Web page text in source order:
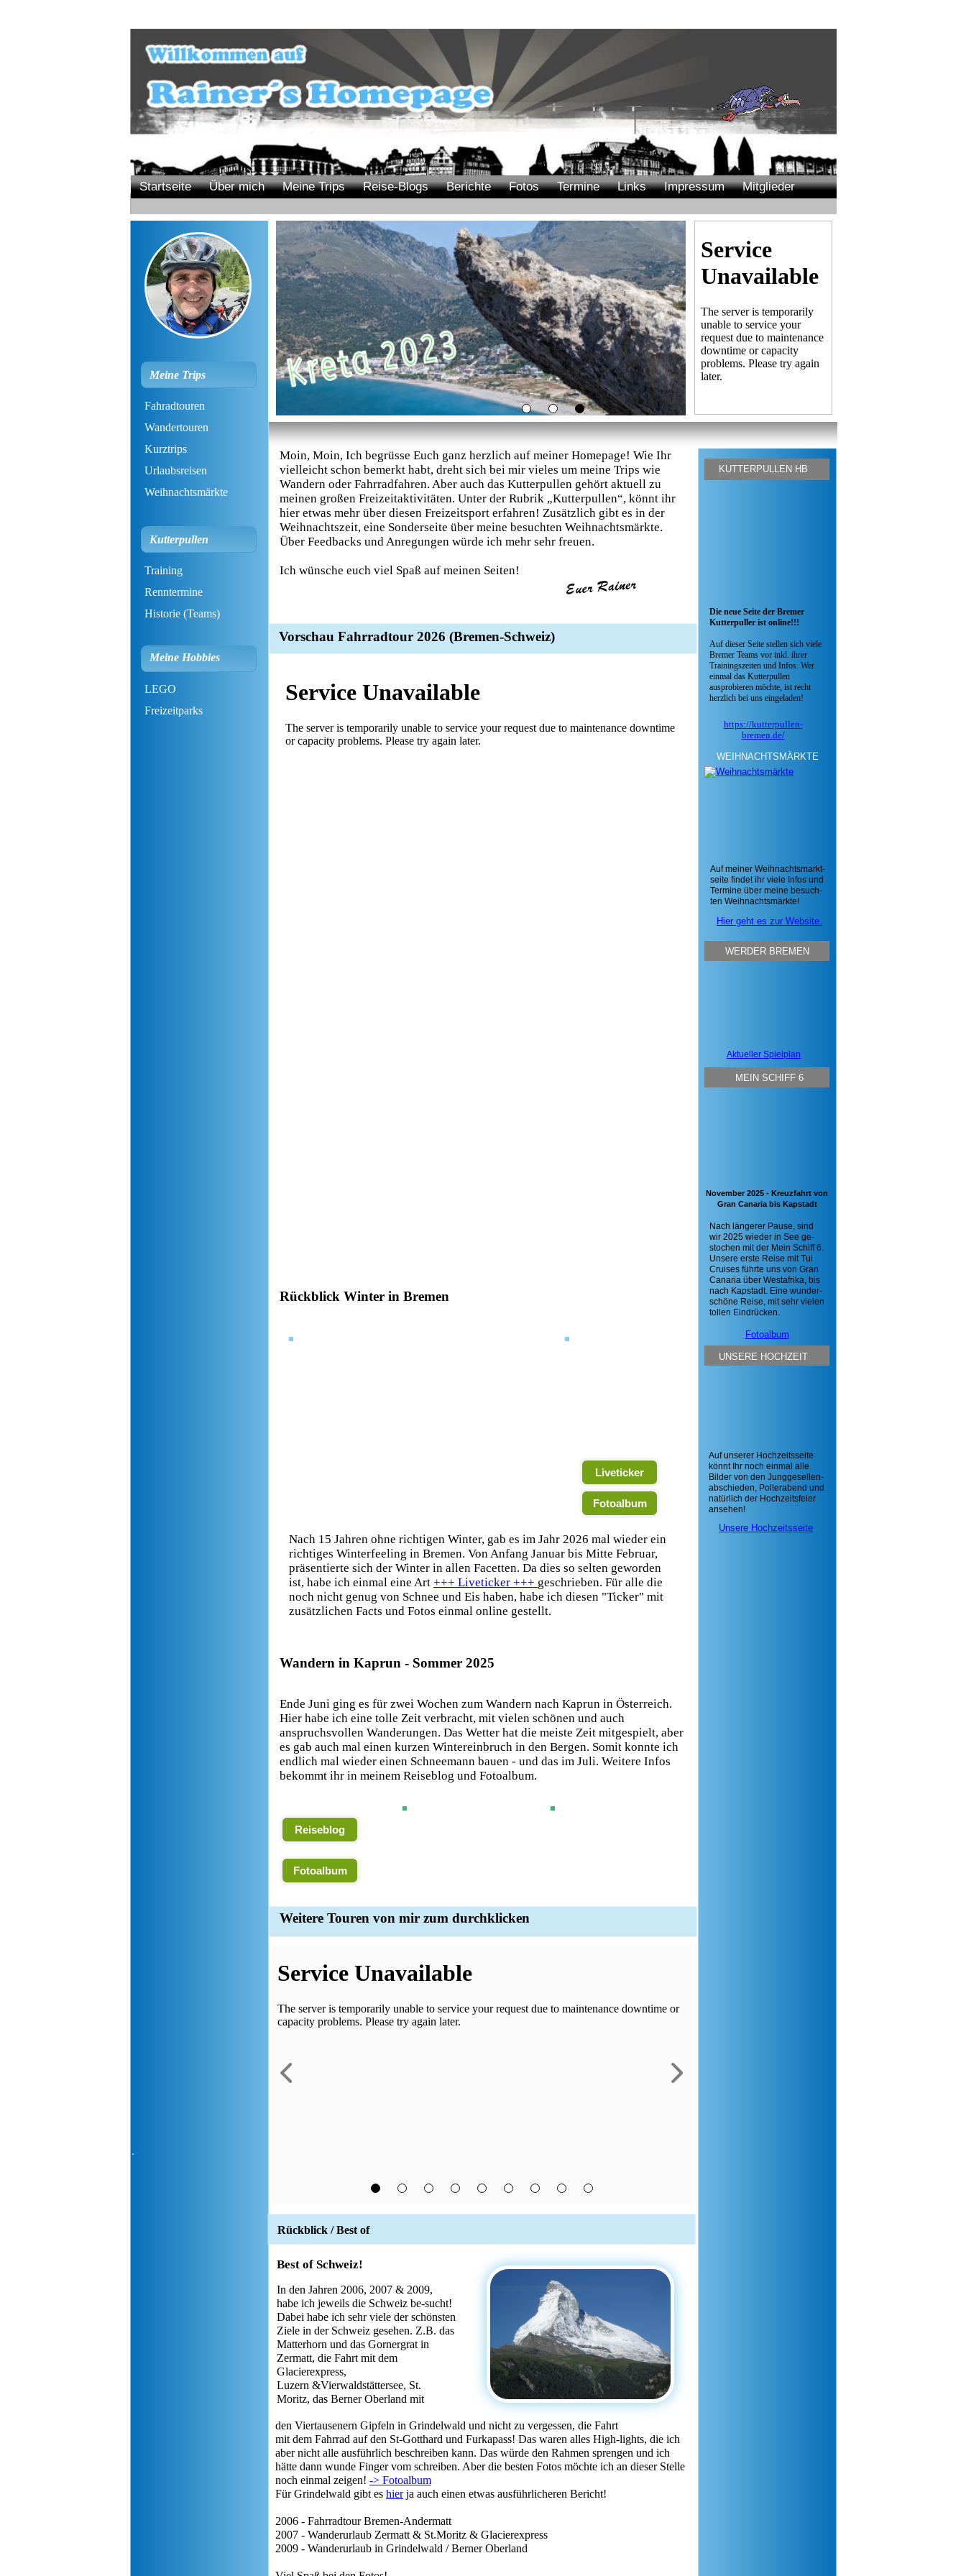
Fahradtouren
Wandertouren
Kurztrips
Urlaubsreisen
Weihnachtsmärkte
Training
Renntermine
Historie (Teams)
Kutterpullen
Meine Trips
LEGO
Freizeitparks
Meine Hobbies
Startseite Über mich Meine Trips Reise-Blogs Berichte Fotos Termine Links Impressum Mitglieder
Moin, Moin, Ich begrüsse Euch ganz herzlich auf meiner Homepage! Wie Ihr
vielleicht schon bemerkt habt, dreht sich bei mir vieles um meine Trips wie
Wandern oder Fahrradfahren. Aber auch das Kutterpullen gehört aktuell zu
meinen großen Freizeitaktivitäten. Unter der Rubrik „Kutterpullen“, könnt ihr
hier etwas mehr über diesen Freizeitsport erfahren! Zusätzlich gibt es in der
Weihnachtszeit, eine Sonderseite über meine besuchten Weihnachtsmärkte.
Über Feedbacks und Anregungen würde ich mehr sehr freuen.
Ich wünsche euch viel Spaß auf meinen Seiten!
den Viertausenern Gipfeln in Grindelwald und nicht zu vergessen, die Fahrt
mit dem Fahrrad auf den St-Gotthard und Furkapass! Das waren alles High-lights, die ich
aber nicht alle ausführlich beschreiben kann. Das würde den Rahmen sprengen und ich
hätte dann wunde Finger vom schreiben. Aber die besten Fotos möchte ich an dieser Stelle
noch einmal zeigen! -> Fotoalbum
Für Grindelwald gibt es hierja auch einen etwas ausführlicheren Bericht!
2006 - Fahrradtour Bremen-Andermatt
2007 - Wanderurlaub Zermatt & St.Moritz & Glacierexpress
2009 - Wanderurlaub in Grindelwald / Berner Oberland
KUTTERPULLEN HB
Best of Schweiz!
In den Jahren 2006, 2007 & 2009,
habe ich jeweils die Schweiz be-sucht!
Dabei habe ich sehr viele der schönsten
Ziele in der Schweiz gesehen. Z.B. das
Matterhorn und das Gornergrat in
Zermatt, die Fahrt mit dem
Glacierexpress,
Luzern &Vierwaldstättersee, St.
Moritz, das Berner Oberland mit
Rückblick / Best of
Wandern in Kaprun - Sommer 2025
Vorschau Fahrradtour 2026 (Bremen-Schweiz)
Weitere Touren von mir zum durchklicken
Die neue Seite der Bremer
Kutterpuller ist online!!!
Auf dieser Seite stellen sich viele
Bremer Teams vor inkl. ihrer
Trainingszeiten und Infos. Wer
einmal das Kutterpullen
ausprobieren möchte, ist recht
herzlich bei uns eingeladen!
https://kutterpullen-
bremen.de/
WEIHNACHTSMÄRKTE
Auf meiner Weihnachtsmarkt-
seite findet ihr viele Infos und
Termine über meine besuch-
ten Weihnachtsmärkte!
Hier geht es zur Website.
Aktueller Spielplan
WERDER BREMEN
MEIN SCHIFF 6
Nach längerer Pause, sind
wir 2025 wieder in See ge-
stochen mit der Mein Schiff 6.
Unsere erste Reise mit Tui
Cruises führte uns von Gran
Canaria über Westafrika, bis
nach Kapstadt. Eine wunder-
schöne Reise, mit sehr vielen
tollen Eindrücken.
November 2025 - Kreuzfahrt von
Gran Canaria bis Kapstadt
Fotoalbum
UNSERE HOCHZEIT
Auf unserer Hochzeitsseite
könnt Ihr noch einmal alle
Bilder von den Junggesellen-
abschieden, Polterabend und
natürlich der Hochzeitsfeier
ansehen!
Unsere Hochzeitsseite
Ende Juni ging es für zwei Wochen zum Wandern nach Kaprun in Österreich.
Hier habe ich eine tolle Zeit verbracht, mit vielen schönen und auch
anspruchsvollen Wanderungen. Das Wetter hat die meiste Zeit mitgespielt, aber
es gab auch mal einen kurzen Wintereinbruch in den Bergen. Somit konnte ich
endlich mal wieder einen Schneemann bauen - und das im Juli. Weitere Infos
bekommt ihr in meinem Reiseblog und Fotoalbum.
Reiseblog
Fotoalbum
Rückblick Winter in Bremen
Nach 15 Jahren ohne richtigen Winter, gab es im Jahr 2026 mal wieder ein
richtiges Winterfeeling in Bremen. Von Anfang Januar bis Mitte Februar,
präsentierte sich der Winter in allen Facetten. Da dies so selten geworden
ist, habe ich einmal eine Art +++ Liveticker +++ geschrieben. Für alle die
noch nicht genug von Schnee und Eis haben, habe ich diesen "Ticker" mit
zusätzlichen Facts und Fotos einmal online gestellt.
Liveticker
Fotoalbum